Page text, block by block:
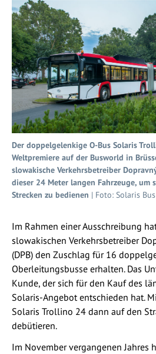
Der doppelgelenkige O-Bus Solaris
Weltpremiere auf der Busworld in
slowakische Verkehrsbetreiber
dieser 24 Meter langen Fahrzeuge, um
Strecken zu bedienen | Foto: Solaris
Im Rahmen einer Ausschreibung
slowakischen Verkehrsbetreiber
(DPB) den Zuschlag für 16
Oberleitungsbusse erhalten. Das
Kunde, der sich für den Kauf des
Solaris-Angebot entschieden hat.
Solaris Trollino 24 dann auf den
debütieren.
Im November vergangenen Jahres